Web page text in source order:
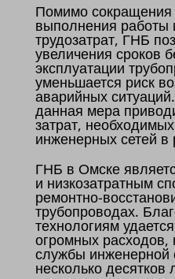
Помимо сокращения
выполнения работы
трудозатрат, ГНБ
увеличения сроков
эксплуатации
уменьшается риск
аварийных
данная мера
затрат,
инженерных сетей в
ГНБ в Омске
и низкозатратным
ремонтно-
трубопроводах.
технологиям
огромных расходов,
службы инженерной
несколько десятков